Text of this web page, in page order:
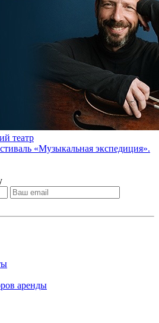
театр
«Музыкальная экспедиция».
аренды